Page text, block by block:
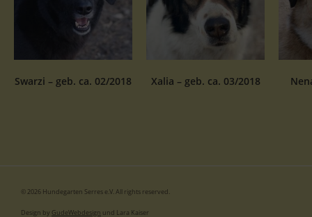
Swarzi – geb. ca. 02/2018 Xalia – geb. ca. 03/2018
© 2026 Hundegarten Serres e.V. All rights reserved.
Design by GudeWebdesign und Lara Kaiser